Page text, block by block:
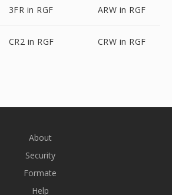
3FR in RGF ARW in RGF
CR2 in RGF CRW in RGF
About
Security
Formate
Help